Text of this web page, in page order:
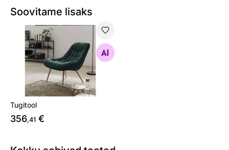
Soovitame lisaks
Tugitool
Otsi sarnaseid
Tugitool
356,41 €